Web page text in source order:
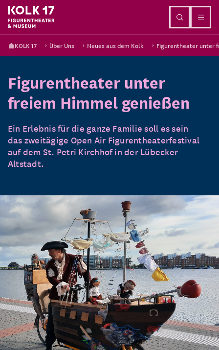
KOLK 17 Über Uns Neues aus dem Kolk Figurentheater unter
Figurentheater unter
freiem Himmel genießen
Ein Erlebnis für die ganze Familie soll es sein –
das zweitägige Open Air Figurentheaterfestival
auf dem St. Petri Kirchhof in der Lübecker
Altstadt.